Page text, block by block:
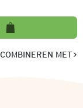
COMBINEREN MET